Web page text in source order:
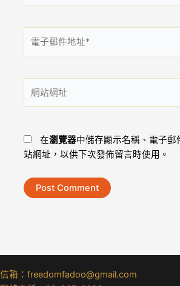
子
件
地
址
站
在瀏覽器中儲存顯示名稱、電子郵
站網址，以供下次發佈留言時使用。
信箱：freedomfadoo@gmail.com